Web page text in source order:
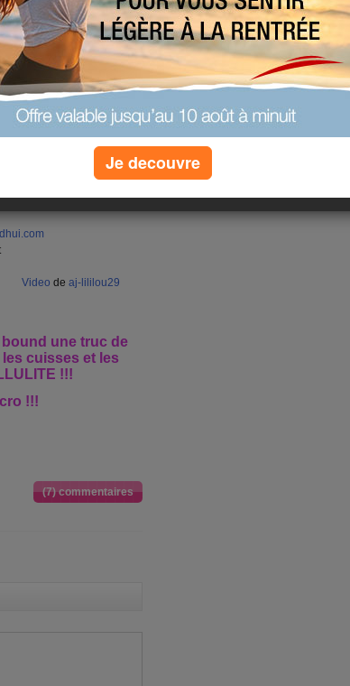
Video de aj-lililou29
une truc de
cuisses et les
!!!
!!!
(7) commentaires
Je decouvre